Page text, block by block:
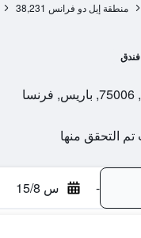
منطقة إيل دو فرانس 38,231
فندق
- س 15/8